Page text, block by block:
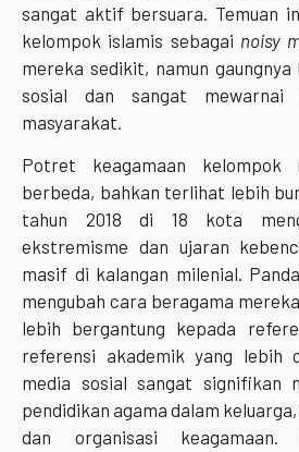
sangat aktif bersuara. Temuan
kelompok islamis sebagai noisy
mereka sedikit, namun
sosial dan sangat mewarnai
masyarakat.
Potret keagamaan kelompok
berbeda, bahkan terlihat lebih
tahun 2018 di 18 kota
ekstremisme dan ujaran
masif di kalangan milenial.
mengubah cara beragama
lebih bergantung kepada
referensi akademik yang lebih
media sosial sangat signifikan
pendidikan agama dalam
dan organisasi keagamaan.